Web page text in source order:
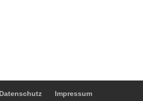
Datenschutz
Impressum